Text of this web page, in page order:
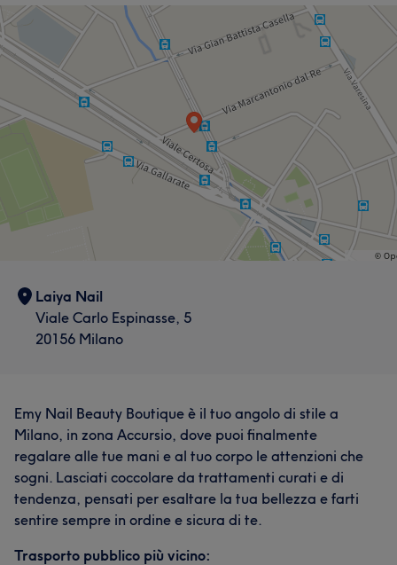
Laiya Nail
Viale Carlo Espinasse, 5
20156 Milano
Emy Nail Beauty Boutique è il tuo angolo di stile a
Milano, in zona Accursio, dove puoi finalmente
regalare alle tue mani e al tuo corpo le attenzioni che
sogni. Lasciati coccolare da trattamenti curati e di
tendenza, pensati per esaltare la tua bellezza e farti
sentire sempre in ordine e sicura di te.
Trasporto pubblico più vicino: